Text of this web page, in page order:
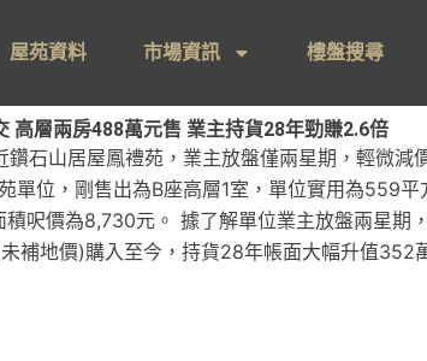
屋苑資料 市場資訊 樓盤搜尋
高層兩房488萬元售 業主持貨28年勁賺2.6倍
石山居屋鳳禮苑，業主放盤僅兩星期，輕微減
單位，剛售出為B座高層1室，單位實用為559
呎價為8,730元。 據了解單位業主放盤兩星期
補地價)購入至今，持貨28年帳面大幅升值352